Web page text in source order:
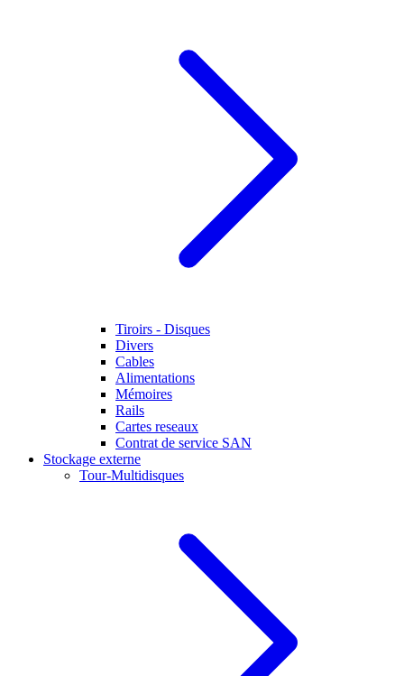
Tiroirs - Disques
Divers
Cables
Alimentations
Mémoires
Rails
Cartes reseaux
Contrat de service SAN
Stockage externe
Tour-Multidisques